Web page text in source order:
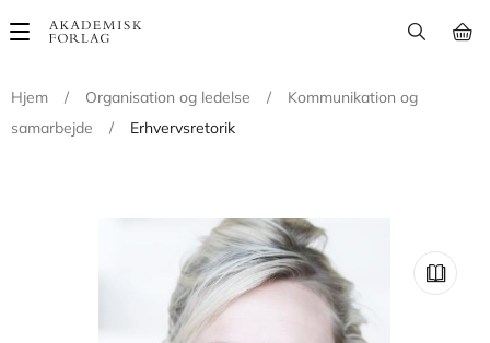
Main
Hjem
/ Organisation og ledelse /
Kommunikation og
samarbejde
/ Erhvervsretorik